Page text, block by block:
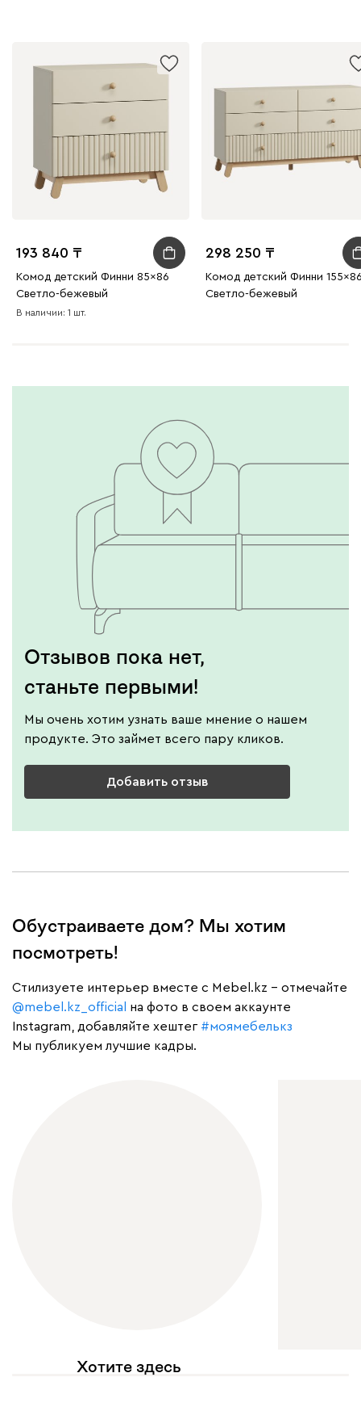
193 840
Комод детский Финни 85x86
Светло-бежевый
В наличии: 1 шт.
298 250
Комод детский Финни
Светло-бежевый
Отзывов пока нет,
станьте первыми!
Мы очень хотим узнать ваше мнение о нашем
продукте. Это займет всего пару кликов.
Добавить отзыв
Обустраиваете дом? Мы хотим
посмотреть!
Cтилизуете интерьер вместе с Mebel.kz – отмечайте
@mebel.kz_official
на фото в своем аккаунте
Instagram, добавляйте хештег #моямебелькз
Мы публикуем лучшие кадры.
Хотите здесь